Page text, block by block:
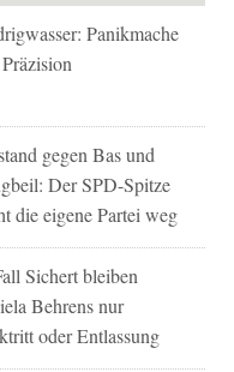
Panikmache
gegen Bas und
Der SPD-Spitze
die eigene Partei weg
Sichert bleiben
Behrens nur
oder Entlassung